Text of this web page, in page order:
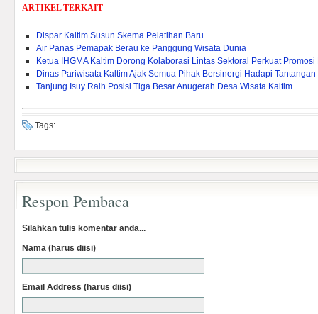
ARTIKEL TERKAIT
Dispar Kaltim Susun Skema Pelatihan Baru
Air Panas Pemapak Berau ke Panggung Wisata Dunia
Ketua IHGMA Kaltim Dorong Kolaborasi Lintas Sektoral Perkuat
Dinas Pariwisata Kaltim Ajak Semua Pihak Bersinergi Hadapi Tantangan
Tanjung Isuy Raih Posisi Tiga Besar Anugerah Desa Wisata Kaltim
Tags:
Respon Pembaca
Silahkan tulis komentar anda...
Nama (harus diisi)
Email Address (harus diisi)